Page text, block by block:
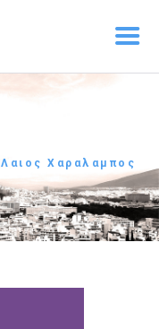
Λαιος Χαραλαμπος